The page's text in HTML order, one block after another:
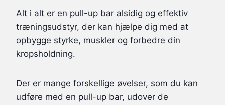
Alt i alt er en pull-up bar alsidig og effektiv
træningsudstyr, der kan hjælpe dig med at
opbygge styrke, muskler og forbedre din
kropsholdning.
Der er mange forskellige øvelser, som du kan
udføre med en pull-up bar, udover de